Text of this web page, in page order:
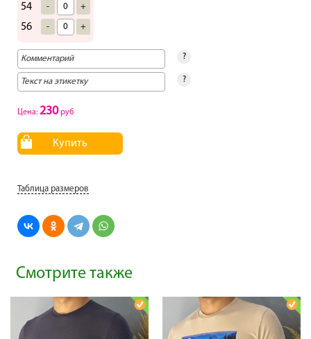
54 - +
56 - +
?
?
Цена: 230руб
Купить
Таблица размеров
Смотрите также